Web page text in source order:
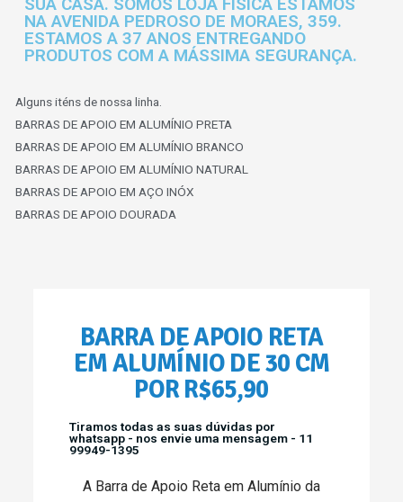
SUA CASA. SOMOS LOJA FÍSICA ESTAMOS
NA AVENIDA PEDROSO DE MORAES, 359.
ESTAMOS A 37 ANOS ENTREGANDO
PRODUTOS COM A MÁSSIMA SEGURANÇA.
Alguns iténs de nossa linha.
BARRAS DE APOIO EM ALUMÍNIO PRETA
BARRAS DE APOIO EM ALUMÍNIO BRANCO
BARRAS DE APOIO EM ALUMÍNIO NATURAL
BARRAS DE APOIO EM AÇO INÓX
BARRAS DE APOIO DOURADA
BARRA DE APOIO RETA
EM ALUMÍNIO DE 30 CM
POR R$65,90
Tiramos todas as suas dúvidas por
whatsapp - nos envie uma mensagem - 11
99949-1395
A Barra de Apoio Reta em Alumínio da